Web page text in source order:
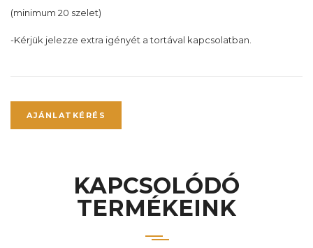
(minimum 20 szelet)
-Kérjük jelezze extra igényét a tortával kapcsolatban.
AJÁNLATKÉRÉS
KAPCSOLÓDÓ
TERMÉKEINK